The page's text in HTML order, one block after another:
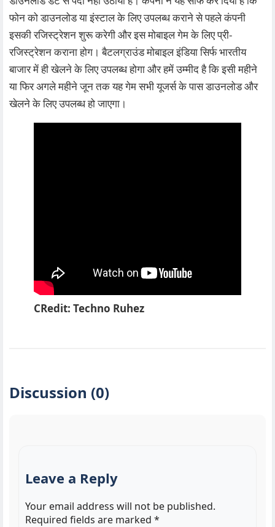
फोन को डाउनलोड या इंस्टाल के लिए उपलब्ध कराने से पहले कंपनी
इसकी रजिस्ट्रेशन शुरू करेगी और इस मोबाइल गेम के लिए प्री-
रजिस्ट्रेशन कराना होग। बैटलग्राउंड मोबाइल इंडिया सिर्फ भारतीय
बाजार में ही खेलने के लिए उपलब्ध होगा और हमें उम्मीद है कि इसी महीने
या फिर अगले महीने जून तक यह गेम सभी यूजर्स के पास डाउनलोड और
खेलने के लिए उपलब्ध हो जाएगा।
CRedit: Techno Ruhez
Discussion (0)
Leave a Reply
Your email address will not be published.
Required fields are marked *